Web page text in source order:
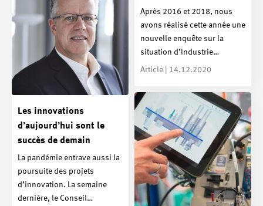
Après 2016 et 2018, nous
avons réalisé cette année une
nouvelle enquête sur la
situation d’Industrie…
Article | 14.12.2020
Les innovations
d’aujourd’hui sont le
succès de demain
La pandémie entrave aussi la
poursuite des projets
d’innovation. La semaine
dernière, le Conseil…